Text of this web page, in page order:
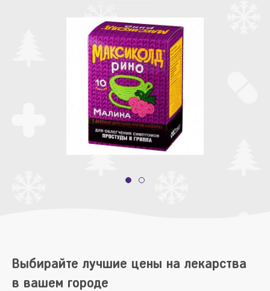
Выбирайте лучшие цены на лекарства
в вашем городе